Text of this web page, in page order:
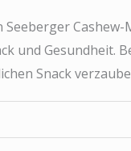
Seeberger
und Gesundheit.
Snack